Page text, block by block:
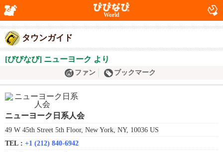
World
タウンガイド
[びびなび] ニューヨーク より
ファン ブックマーク
ニューヨーク日系人会
49 W 45th Street 5th Floor, New York, NY, 10036 US
TEL : +1 (212) 840-6942